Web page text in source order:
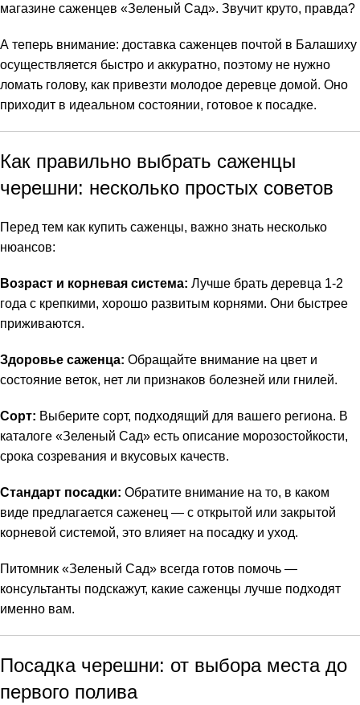
магазине саженцев «Зеленый Сад». Звучит круто, правда?
А теперь внимание: доставка саженцев почтой в Балашиху
осуществляется быстро и аккуратно, поэтому не нужно
ломать голову, как привезти молодое деревце домой. Оно
приходит в идеальном состоянии, готовое к посадке.
Как правильно выбрать саженцы
черешни: несколько простых советов
Перед тем как купить саженцы, важно знать несколько
нюансов:
Возраст и корневая система: Лучше брать деревца 1-2
года с крепкими, хорошо развитым корнями. Они быстрее
приживаются.
Здоровье саженца: Обращайте внимание на цвет и
состояние веток, нет ли признаков болезней или гнилей.
Сорт: Выберите сорт, подходящий для вашего региона. В
каталоге «Зеленый Сад» есть описание морозостойкости,
срока созревания и вкусовых качеств.
Стандарт посадки: Обратите внимание на то, в каком
виде предлагается саженец — с открытой или закрытой
корневой системой, это влияет на посадку и уход.
Питомник «Зеленый Сад» всегда готов помочь —
консультанты подскажут, какие саженцы лучше подходят
именно вам.
Посадка черешни: от выбора места до
первого полива